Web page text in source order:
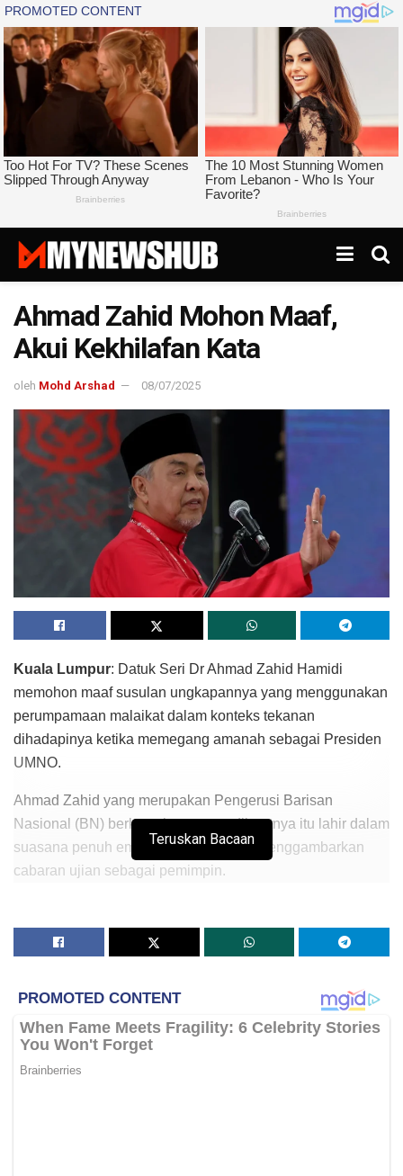
Ahmad Zahid Mohon Maaf,
Akui Kekhilafan Kata
oleh Mohd Arshad 08/07/2025
Kuala Lumpur: Datuk Seri Dr Ahmad Zahid Hamidi
memohon maaf susulan ungkapannya yang menggunakan
perumpamaan malaikat dalam konteks tekanan
dihadapinya ketika memegang amanah sebagai Presiden
UMNO.
Ahmad Zahid yang merupakan Pengerusi Barisan
Nasional (BN) berkata, kenyataan dibuatnya itu lahir dalam
suasana penuh emosi sebagai usaha menggambarkan
cabaran ujian sebagai pemimpin.
perbandingan berkenaan mencetuskan kekeliruan dan
boleh disalah tafsir.
“Sebagai seorang muslim dan pemimpin parti yang
menjunjung tinggi nilai dan prinsip Islam serta tradisi
keilmuan, saya dengan rendah hati memohon ampun pada
Allah dan meminta maaf pada semua atas kekhilafan
Teruskan Bacaan